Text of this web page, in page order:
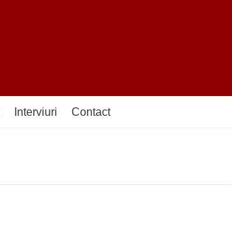
Interviuri Contact